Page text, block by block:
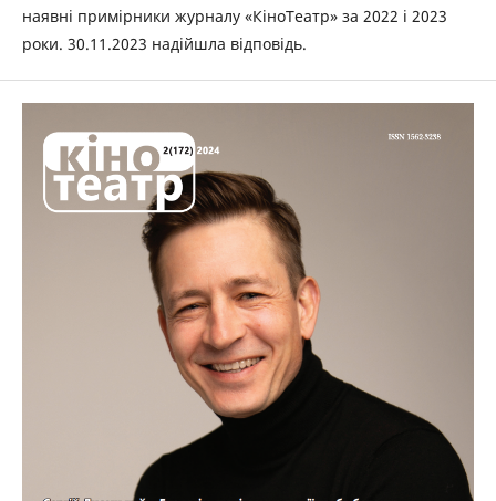
наявні примірники журналу «КіноТеатр» за 2022 і 2023
роки. 30.11.2023 надійшла відповідь.